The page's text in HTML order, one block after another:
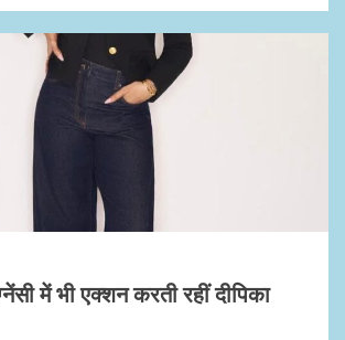
में भी एक्शन करती रहीं दीपिका